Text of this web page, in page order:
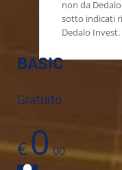
non da
sotto indicati
Dedalo Invest.
BASIC
Gratuito
€000